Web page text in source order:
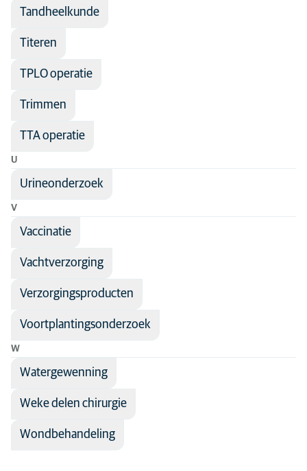
Tandheelkunde
Titeren
TPLO operatie
Trimmen
TTA operatie
U
Urineonderzoek
V
Vaccinatie
Vachtverzorging
Verzorgingsproducten
Voortplantingsonderzoek
W
Watergewenning
Weke delen chirurgie
Wondbehandeling